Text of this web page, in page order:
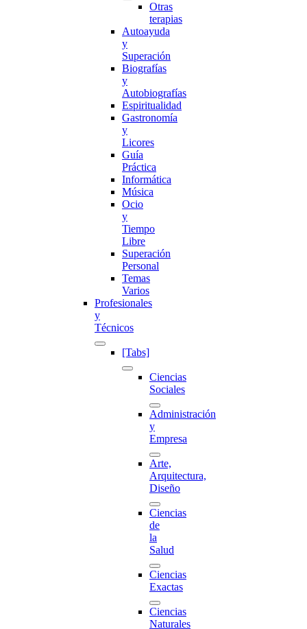
Otras
terapias
Autoayuda
y
Superación
Biografías
y
Autobiografías
Espiritualidad
Gastronomía
y
Licores
Guía
Práctica
Informática
Música
Ocio
y
Tiempo
Libre
Superación
Personal
Temas
Varios
Profesionales
y
Técnicos
[Tabs]
Ciencias
Sociales
Administración
y
Empresa
Arte,
Arquitectura,
Diseño
Ciencias
de
la
Salud
Ciencias
Exactas
Ciencias
Naturales